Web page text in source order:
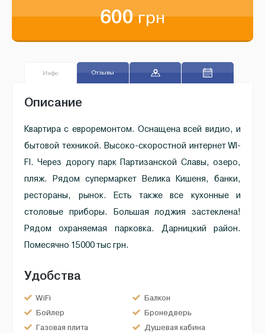
600грн
Инфо Отзывы
Описание
Квартира с евроремонтом. Оснащена всей видио, и
бытовой техникой. Высоко-скоростной интернет WI-
FI. Через дорогу парк Партизанской Славы, озеро,
пляж. Рядом супермаркет Велика Кишеня, банки,
рестораны, рынок. Есть также все кухонные и
столовые приборы. Большая лоджия застеклена!
Рядом охраняемая парковка. Дарницкий район.
Помесячно 15000 тыс грн.
Удобства
WiFi
Балкон
Бойлер
Бронедверь
Газовая плита
Душевая кабина